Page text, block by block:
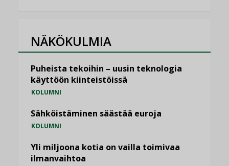
NÄKÖKULMIA
Puheista tekoihin – uusin teknologia
käyttöön kiinteistöissä
KOLUMNI
Sähköistäminen säästää euroja
KOLUMNI
Yli miljoona kotia on vailla toimivaa
ilmanvaihtoa